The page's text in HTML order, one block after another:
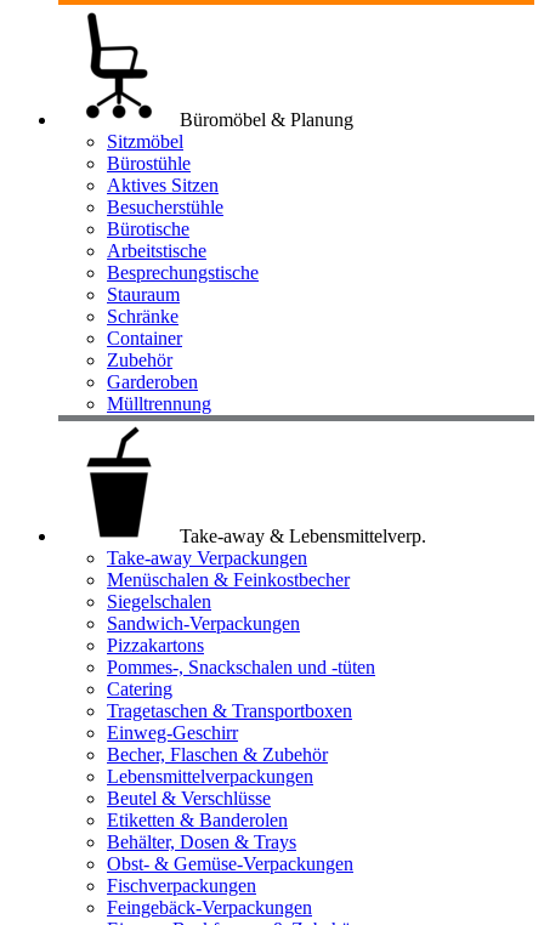
Büromöbel & Planung
Sitzmöbel
Bürostühle
Aktives Sitzen
Besucherstühle
Bürotische
Arbeitstische
Besprechungstische
Stauraum
Schränke
Container
Zubehör
Garderoben
Mülltrennung
Take-away & Lebensmittelverp.
Take-away Verpackungen
Menüschalen & Feinkostbecher
Siegelschalen
Sandwich-Verpackungen
Pizzakartons
Pommes-, Snackschalen und -tüten
Catering
Tragetaschen & Transportboxen
Einweg-Geschirr
Becher, Flaschen & Zubehör
Lebensmittelverpackungen
Beutel & Verschlüsse
Etiketten & Banderolen
Behälter, Dosen & Trays
Obst- & Gemüse-Verpackungen
Fischverpackungen
Feingebäck-Verpackungen